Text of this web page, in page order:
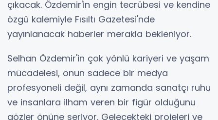
çıkacak. Özdemir'in engin tecrübesi ve kendine
özgü kalemiyle Fısıltı Gazetesi'nde
yayınlanacak haberler merakla bekleniyor.
Selhan Özdemir'in çok yönlü kariyeri ve yaşam
mücadelesi, onun sadece bir medya
profesyoneli değil, aynı zamanda sanatçı ruhu
ve insanlara ilham veren bir figür olduğunu
gözler önüne seriyor. Gelecekteki projeleri ve